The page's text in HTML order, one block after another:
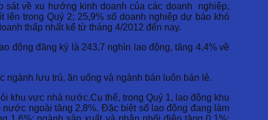
sát về xu hướng kinh doanh của các doanh nghiệp,
lên trong Quý 2; 25,9% số doanh nghiệp dự báo khó
thấp nhất kể từ tháng 4/2012 đến nay.
động đăng ký là 243,7 nghìn lao động, tăng 4,4% về
ngành lưu trú, ăn uống và ngành bán luôn bán lẻ.
khu vực nhà nước.Cụ thể, trong Quý 1, lao động khu
ngoài tăng 2,8%. Đặc biệt số lao động đang làm